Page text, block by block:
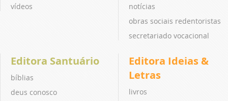
vídeos
notícias
obras sociais redentoristas
secretariado vocacional
Editora Santuário
bíblias
deus conosco
Editora Ideias &
Letras
livros